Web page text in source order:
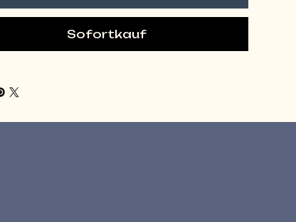
Sofortkauf